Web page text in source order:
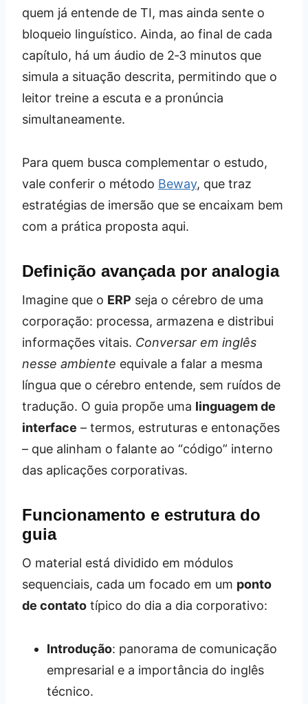
quem já entende de TI, mas ainda sente o
bloqueio linguístico. Ainda, ao final de cada
capítulo, há um áudio de 2‑3 minutos que
simula a situação descrita, permitindo que o
leitor treine a escuta e a pronúncia
simultaneamente.
Para quem busca complementar o estudo,
vale conferir o método Beway, que traz
estratégias de imersão que se encaixam bem
com a prática proposta aqui.
Definição avançada por analogia
Imagine que o ERP seja o cérebro de uma
corporação: processa, armazena e distribui
informações vitais. Conversar em inglês
nesse ambiente equivale a falar a mesma
língua que o cérebro entende, sem ruídos de
tradução. O guia propõe uma linguagem de
interface – termos, estruturas e entonações
– que alinham o falante ao “código” interno
das aplicações corporativas.
Funcionamento e estrutura do
guia
O material está dividido em módulos
sequenciais, cada um focado em um ponto
de contato típico do dia a dia corporativo:
Introdução: panorama de comunicação
empresarial e a importância do inglês
técnico.